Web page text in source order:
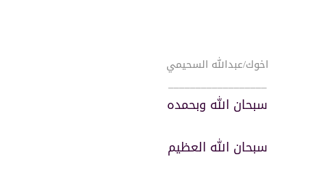
اخوك/عبدالله السحيمي
__________________
سبحان الله وبحمده
سبحان الله العظيم